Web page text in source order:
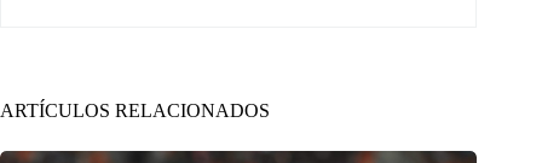
ARTÍCULOS RELACIONADOS